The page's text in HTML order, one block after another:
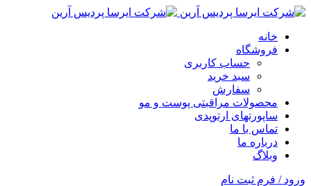
خانه
فروشگاه
حساب کاربری
سبد خرید
سفارش
محصولات مراقبتی پوست و مو
ساپورتهای ارتوپدی
تماس با ما
درباره ما
وبلاگ
ورود / فرم ثبت نام